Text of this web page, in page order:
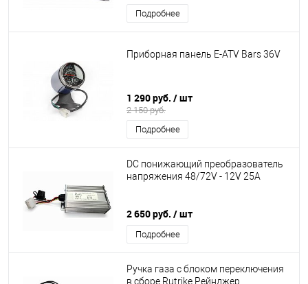
Подробнее
Приборная панель E-ATV Bars 36V
1 290 руб. / шт
2 150 руб.
Подробнее
DC понижающий преобразователь
напряжения 48/72V - 12V 25A
2 650 руб. / шт
Подробнее
Ручка газа с блоком переключения
в сборе Rutrike Рейнджер